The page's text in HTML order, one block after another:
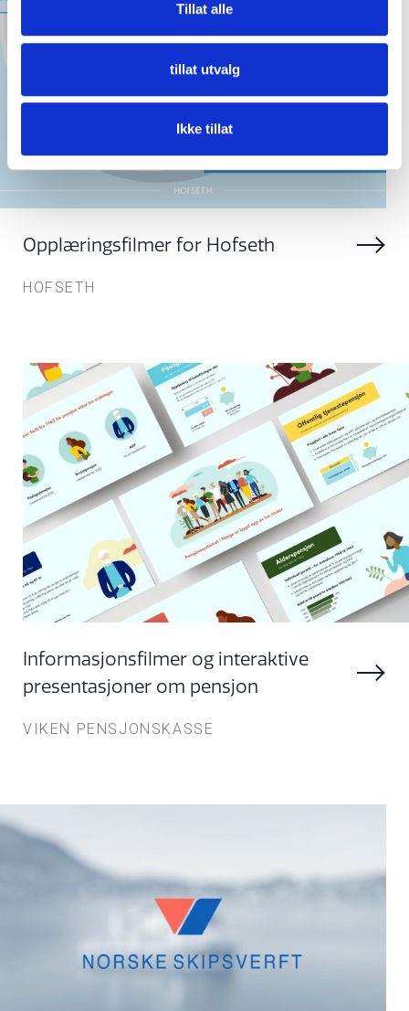
Tillat alle
tillat utvalg
Ikke tillat
Opplæringsfilmer for Hofseth
HOFSETH
Informasjonsfilmer og interaktive
presentasjoner om pensjon
VIKEN PENSJONSKASSE